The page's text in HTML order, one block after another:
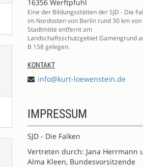
16356 Werftpfuhl
Eine der Bildungsstätten der SJD - Die
im Nordosten von Berlin rund 30 km von
Stadtmitte entfernt am
Landschaftsschutzgebiet Gamengrund
B 158 gelegen.
KONTAKT
info@kurt-loewenstein.de
IMPRESSUM
SJD - Die Falken
Vertreten durch: Jana Herrmann
Alma Kleen, Bundesvorsitzende